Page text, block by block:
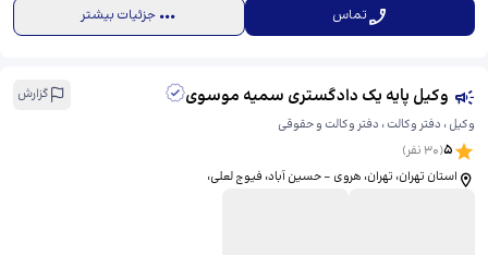
تماس جزئیات بیشتر
وکیل پایه یک دادگستری سمیه موسوی
گزارش
وکیل ، دفتر وکالت ، دفتر وکالت و حقوقی
5
(
30نفر)
استان تهران، تهران، هروی - حسین آباد، فیوج لعلی،